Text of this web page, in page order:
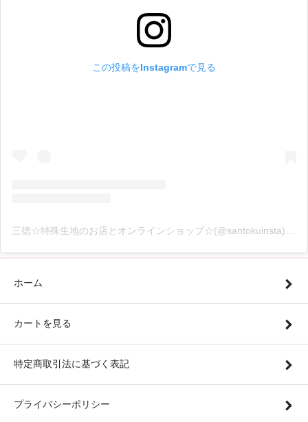
この投稿をInstagramで見る
三徳☆特殊生地のお店とオンラインショップ☆(@santokuinsta)がシェアした投稿
ホーム
カートを見る
特定商取引法に基づく表記
プライバシーポリシー